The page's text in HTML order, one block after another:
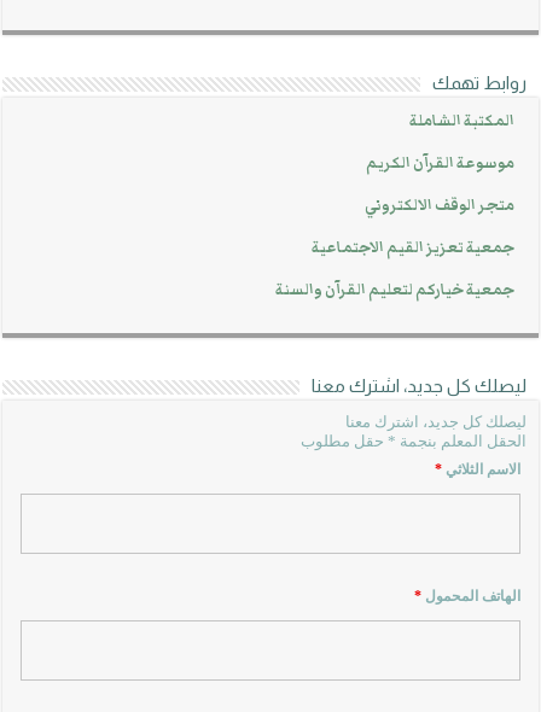
روابط تهمك
المكتبة الشاملة
موسوعة القرآن الكريم
متجر الوقف الالكتروني
جمعية تعزيز القيم الاجتماعية
جمعية خياركم لتعليم القرآن والسنة
ليصلك كل جديد، اشترك معنا
ليصلك كل جديد، اشترك معنا
الحقل المعلم بنجمة * حقل مطلوب
الاسم الثلاثي*
الهاتف المحمول*